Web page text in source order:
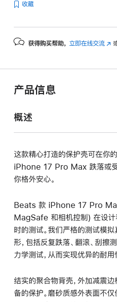
收藏
获得购买帮助， 立即在线交流 (在
产品信息
概述
这款精心打造的保护壳可在你
iPhone 17 Pro Max 跌落或受
你格外安心。
Beats 款 iPhone 17 Pro
MagSafe 和相机控制) 在设计
时的测试。我们严格的测试模
形，包括反复跌落、翻滚、刮擦
力学测试，从而实现优异的耐用
结实的聚合物背壳，外加减震
备的保护。磨砂质感外表面不仅